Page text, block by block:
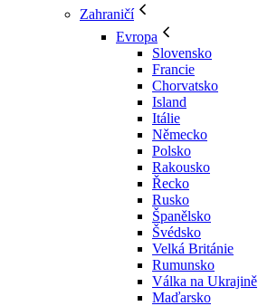
Zahraničí
Evropa
Slovensko
Francie
Chorvatsko
Island
Itálie
Německo
Polsko
Rakousko
Řecko
Rusko
Španělsko
Švédsko
Velká Británie
Rumunsko
Válka na Ukrajině
Maďarsko